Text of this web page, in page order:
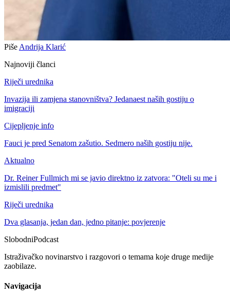
Piše Andrija Klarić
Najnoviji članci
Riječi urednika
Invazija ili zamjena stanovništva? Jedanaest naših gostiju o
imigraciji
Cijepljenje info
Fauci je pred Senatom zašutio. Sedmero naših gostiju nije.
Aktualno
Dr. Reiner Fullmich mi se javio direktno iz zatvora: "Oteli su me i
izmislili predmet"
Riječi urednika
Dva glasanja, jedan dan, jedno pitanje: povjerenje
SlobodniPodcast
Istraživačko novinarstvo i razgovori o temama koje druge medije
zaobilaze.
Navigacija